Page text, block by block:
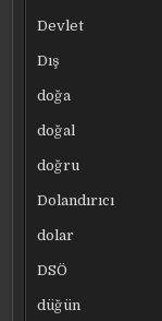
Devlet
Dış
doğa
doğal
doğru
Dolandırıcı
dolar
DSÖ
düğün